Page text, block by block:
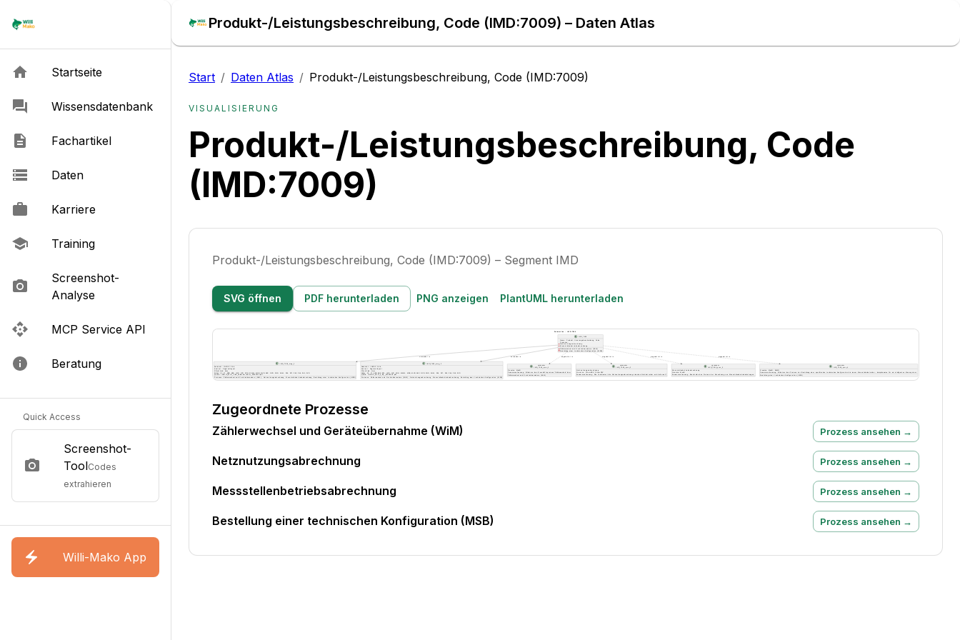
Produkt-/Leistungsbeschreibung, Code (IMD:7009) – Daten Atlas
Startseite
Wissensdatenbank
Fachartikel
Daten
Karriere
Training
Screenshot-
Analyse
MCP Service API
Beratung
Quick Access
Screenshot-
ToolCodes
extrahieren
Willi-Mako App
Start / Daten Atlas / Produkt-/Leistungsbeschreibung, Code (IMD:7009)
VISUALISIERUNG
Produkt-/Leistungsbeschreibung, Code
(IMD:7009)
Produkt-/Leistungsbeschreibung, Code (IMD:7009) – Segment IMD
SVG öffnen PDF herunterladen PNG anzeigen PlantUML herunterladen
Zugeordnete Prozesse
Zählerwechsel und Geräteübernahme (WiM) Prozess ansehen →
Netznutzungsabrechnung Prozess ansehen →
Messstellenbetriebsabrechnung Prozess ansehen →
Bestellung einer technischen Konfiguration (MSB) Prozess ansehen →